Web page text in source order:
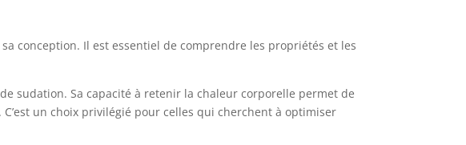
conception. Il est essentiel de comprendre les propriétés et les
sudation. Sa capacité à retenir la chaleur corporelle permet de
un choix privilégié pour celles qui cherchent à optimiser